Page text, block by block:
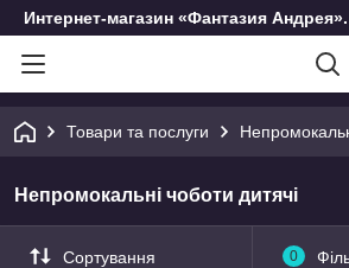
Интернет-магазин «Фантазия
Товари та послуги
Непромокальні чоботи дитячі
Сортування 0